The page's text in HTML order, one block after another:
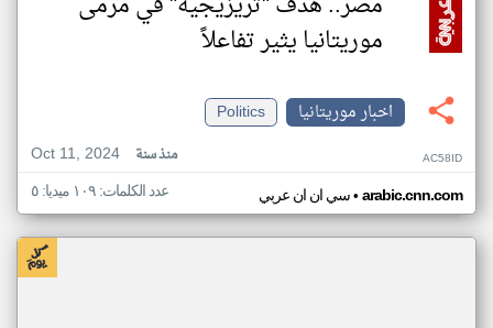
موريتانيا يثير تفاعلاً
اخبار موريتانيا
Politics
Oct 11, 2024
منذ سنة AC58ID
سي ان ان عربي• arabic.cnn.com عدد الكلمات: ١٠٩ ميديا: ٥